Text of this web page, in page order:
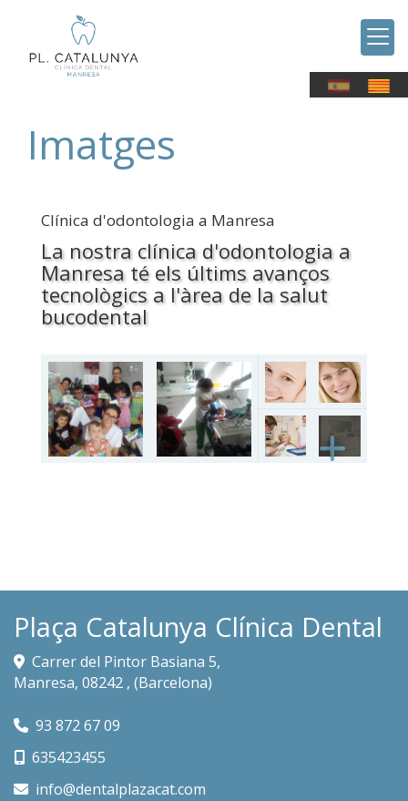
Imatges
Clínica d'odontologia a Manresa
La nostra clínica d'odontologia a
Manresa té els últims avanços
tecnològics a l'àrea de la salut
bucodental
Plaça Catalunya Clínica Dental
Carrer del Pintor Basiana 5,
Manresa, 08242 , (Barcelona)
93 872 67 09
635423455
info
dentalplazacat.com